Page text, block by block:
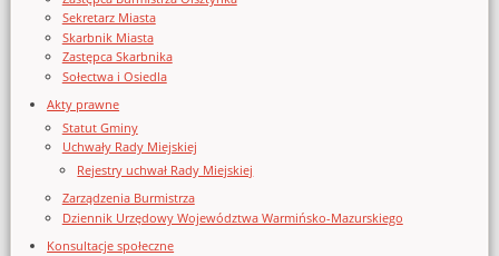
Sekretarz Miasta
Skarbnik Miasta
Zastępca Skarbnika
Sołectwa i Osiedla
Akty prawne
Statut Gminy
Uchwały Rady Miejskiej
Rejestry uchwał Rady Miejskiej
Zarządzenia Burmistrza
Dziennik Urzędowy Województwa Warmińsko-Mazurskiego
Konsultacje społeczne